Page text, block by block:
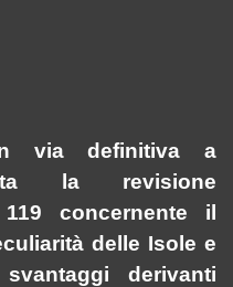
via definitiva a
la revisione
concernente il
delle Isole e
derivanti